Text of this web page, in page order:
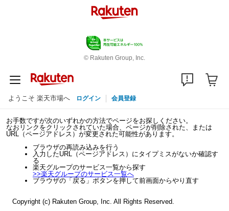
© Rakuten Group, Inc.
ようこそ 楽天市場へ ログイン 会員登録
お手数ですが次のいずれかの方法でページをお探しください。
なおリンクをクリックされていた場合、ページが削除された、または
URL（ページアドレス）が変更された可能性があります。
ブラウザの再読み込みを行う
入力したURL（ページアドレス）にタイプミスがないか確認す
る
楽天グループのサービス一覧から探す
>>楽天グループのサービス一覧へ
ブラウザの「戻る」ボタンを押して前画面からやり直す
Copyright (c) Rakuten Group, Inc. All Rights Reserved.